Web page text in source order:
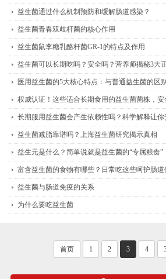
益生菌通过什么机制预防和缓解肠道感染？
益生菌青春双歧杆菌的核心作用
益生菌鼠李糖乳酪杆菌GR-1的特点及作用
益生菌可以长期吃吗？安全吗？营养师揭秘3大
医用益生菌的5大核心特点：与普通益生菌的区
权威认证！这些适合长期食用的益生菌菌株，安
长期服用益生菌会产生依赖性吗？科学解释让你
益生菌减脂靠谱吗？上海益生菌研究揭示真相
益生元是什么？简单说就是益生菌的“专属粮食”
富含益生菌的食物有哪些？日常吃这些呵护肠道
益生菌与肠道免疫的关系
为什么要吃益生菌
首页 1 2 3 4